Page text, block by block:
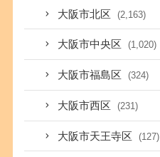
大阪市北区 (2,163)
大阪市中央区 (1,020)
大阪市福島区 (324)
大阪市西区 (231)
大阪市天王寺区 (127)